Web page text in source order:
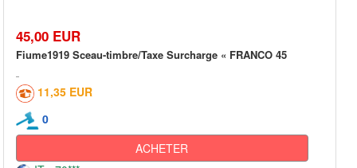
45,00 EUR
Fiume1919 Sceau-timbre/Taxe Surcharge « FRANCO 45
11,35 EUR
0
ACHETER